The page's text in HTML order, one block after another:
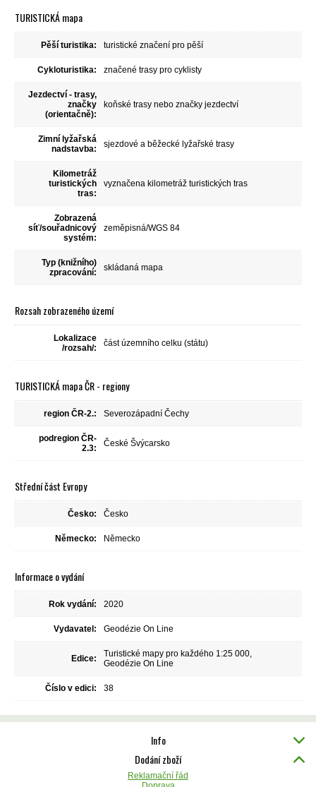
TURISTICKÁ mapa
Pěší turistika: turistické značení pro pěší
Cykloturistika: značené trasy pro cyklisty
Jezdectví - trasy,
značky
(orientačně):
koňské trasy nebo značky jezdectví
Zimní lyžařská
nadstavba:
sjezdové a běžecké lyžařské trasy
Kilometráž
turistických
tras:
vyznačena kilometráž turistických tras
Zobrazená
síť/souřadnicový
systém:
zeměpisná/WGS 84
Typ (knižního)
zpracování:
skládaná mapa
Rozsah zobrazeného území
Lokalizace
/rozsah/:
část územního celku (státu)
TURISTICKÁ mapa ČR - regiony
region ČR-2.: Severozápadní Čechy
podregion ČR-
2.3:
České Švýcarsko
Střední část Evropy
Česko: Česko
Německo: Německo
Informace o vydání
Rok vydání: 2020
Vydavatel: Geodézie On Line
Edice:
Turistické mapy pro každého 1:25 000,
Geodézie On Line
Číslo v edici: 38
Info
Dodání zboží
Reklamační řád